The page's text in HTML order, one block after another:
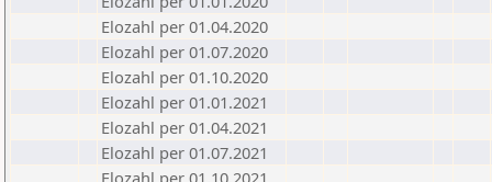
Elozahl per 01.04.2020
Elozahl per 01.07.2020
Elozahl per 01.10.2020
Elozahl per 01.01.2021
Elozahl per 01.04.2021
Elozahl per 01.07.2021
Elozahl per 01.10.2021